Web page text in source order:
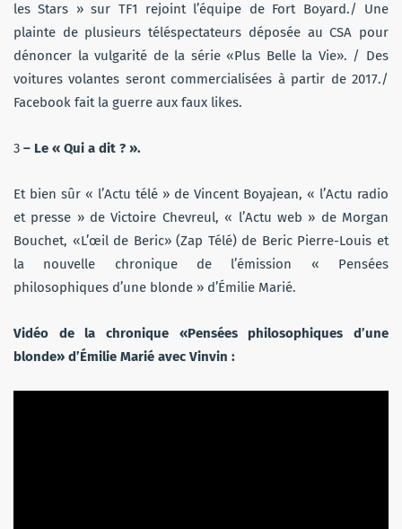
les Stars » sur TF1 rejoint l’équipe de Fort Boyard./ Une
plainte de plusieurs téléspectateurs déposée au CSA pour
dénoncer la vulgarité de la série «Plus Belle la Vie». / Des
voitures volantes seront commercialisées à partir de 2017./
Facebook fait la guerre aux faux likes.
3 – Le « Qui a dit ? ».
Et bien sûr « l’Actu télé » de Vincent Boyajean, « l’Actu radio
et presse » de Victoire Chevreul, « l’Actu web » de Morgan
Bouchet, «L’œil de Beric» (Zap Télé) de Beric Pierre-Louis et
la nouvelle chronique de l’émission « Pensées
philosophiques d’une blonde » d’Émilie Marié.
Vidéo de la chronique «Pensées philosophiques d’une
blonde» d’Émilie Marié avec Vinvin :